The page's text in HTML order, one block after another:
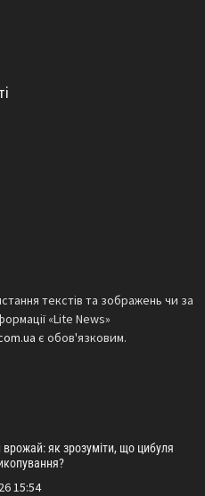
текстів та зображень чи за
«Lite News»
є обов'язковим.
врожай: як зрозуміти, що цибуля
15:54